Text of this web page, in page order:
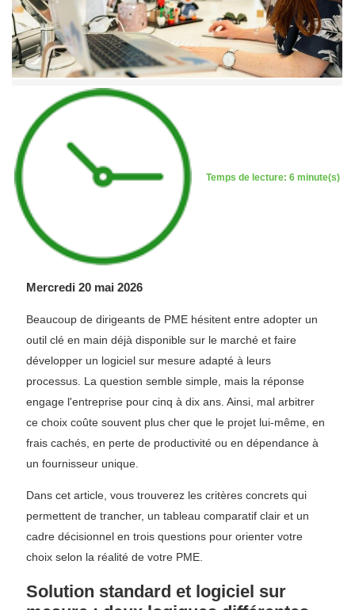
Temps de lecture: 6 minute(s)
Mercredi 20 mai 2026
Beaucoup de dirigeants de PME hésitent entre adopter un
outil clé en main déjà disponible sur le marché et faire
développer un logiciel sur mesure adapté à leurs
processus. La question semble simple, mais la réponse
engage l'entreprise pour cinq à dix ans. Ainsi, mal arbitrer
ce choix coûte souvent plus cher que le projet lui-même, en
frais cachés, en perte de productivité ou en dépendance à
un fournisseur unique.
Dans cet article, vous trouverez les critères concrets qui
permettent de trancher, un tableau comparatif clair et un
cadre décisionnel en trois questions pour orienter votre
choix selon la réalité de votre PME.
Solution standard et logiciel sur